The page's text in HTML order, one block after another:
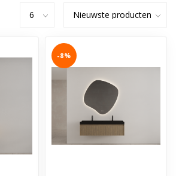
-8%